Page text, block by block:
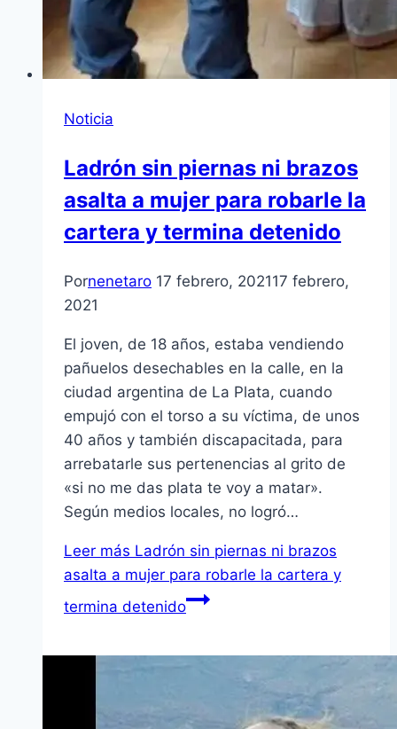
Noticia
Ladrón sin piernas ni brazos
asalta a mujer para robarle la
cartera y termina detenido
Pornenetaro 17 febrero, 202117 febrero,
2021
El joven, de 18 años, estaba vendiendo
pañuelos desechables en la calle, en la
ciudad argentina de La Plata, cuando
empujó con el torso a su víctima, de unos
40 años y también discapacitada, para
arrebatarle sus pertenencias al grito de
«si no me das plata te voy a matar».
Según medios locales, no logró…
Leer más Ladrón sin piernas ni brazos
asalta a mujer para robarle la cartera y
termina detenido